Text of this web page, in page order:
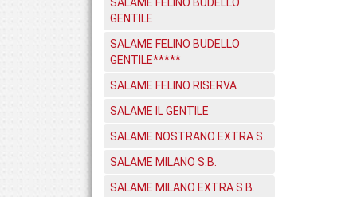
GENTILE
SALAME FELINO BUDELLO
GENTILE*****
SALAME FELINO RISERVA
SALAME IL GENTILE
SALAME NOSTRANO EXTRA S.
SALAME MILANO S.B.
SALAME MILANO EXTRA S.B.